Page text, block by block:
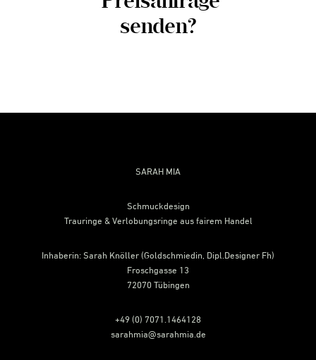
senden?
SARAH MIA
Schmuckdesign
Trauringe & Verlobungsringe aus fairem Handel
Inhaberin: Sarah Knöller (Goldschmiedin, Dipl.Designer Fh)
Froschgasse 13
72070 Tübingen
+49 (0) 7071.1464128
sarahmia@sarahmia.de